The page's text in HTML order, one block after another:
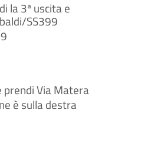
la 3ª uscita e
SS399
prendi Via Matera
è sulla destra